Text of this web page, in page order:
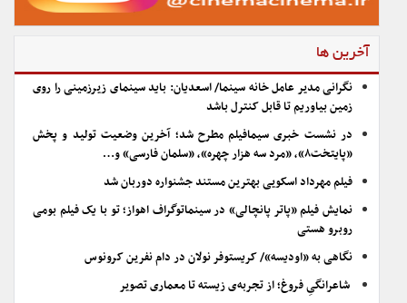
آخرین ها
نگرانی مدیر عامل خانه سینما/ اسعدیان: باید سینمای زیرزمینی را روی
زمین بیاوریم تا قابل کنترل باشد
در نشست خبری سیمافیلم مطرح شد؛ آخرین وضعیت تولید و پخش
«پایتخت۸»، «مرد سه هزار چهره»، «سلمان فارسی» و…
فیلم مهرداد اسکویی بهترین مستند جشنواره دوربان شد
نمایش فیلم «پاتر پانچالی» در سینماتوگراف اهواز؛ تو با یک فیلم بومی
روبرو هستی
نگاهی به «اودیسه»/ کریستوفر نولان در دام نفرین کرونوس
شاعرانگیِ فروغ؛ از تجربه‌ی زیسته تا معماری تصویر